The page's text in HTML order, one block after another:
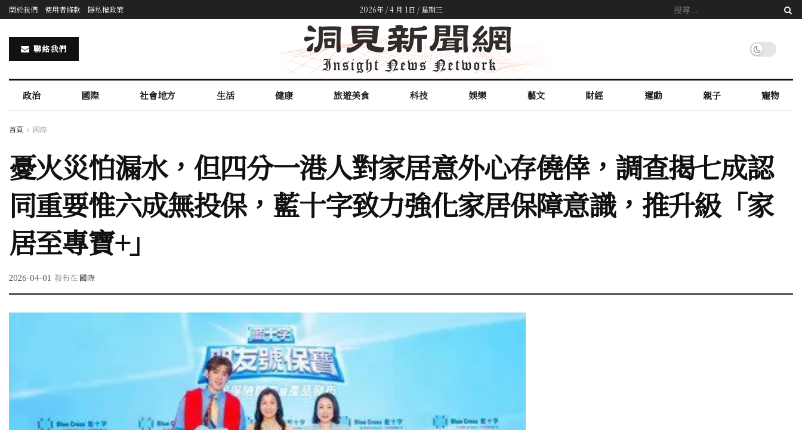
關於我們 使用者條款 隱私權政策 2026年 / 4 月 1日 / 星期三
聯絡我們
政治 國際 社會地方 生活 健康 旅遊美食 科技 娛樂 藝文 財經 運動 親子 寵物
首頁 國際
憂火災怕漏水，但四分一港人對家居意外心存僥倖，調查揭七成認
同重要惟六成無投保，藍十字致力強化家居保障意識，推升級「家
居至專寶+」
2026-04-01 發布在 國際